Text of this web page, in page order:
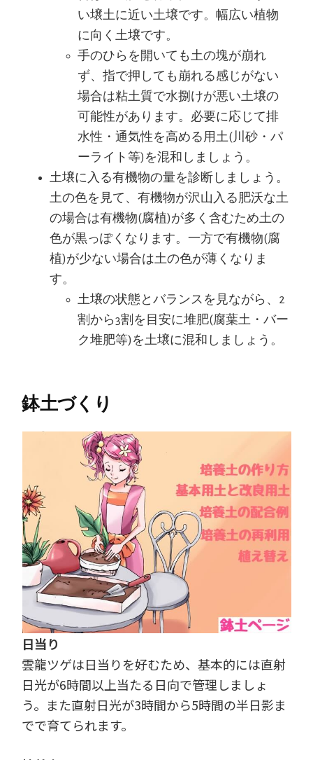
い壌土に近い土壌です。幅広い植物
に向く土壌です。
手のひらを開いても土の塊が崩れ
ず、指で押しても崩れる感じがない
場合は粘土質で水捌けが悪い土壌の
可能性があります。必要に応じて排
水性・通気性を高める用土(川砂・パ
ーライト等)を混和しましょう。
土壌に入る有機物の量を診断しましょう。
土の色を見て、有機物が沢山入る肥沃な土
の場合は有機物(腐植)が多く含むため土の
色が黒っぽくなります。一方で有機物(腐
植)が少ない場合は土の色が薄くなりま
す。
土壌の状態とバランスを見ながら、2
割から3割を目安に堆肥(腐葉土・バー
ク堆肥等)を土壌に混和しましょう。
鉢土づくり
日当り
雲龍ツゲは日当りを好むため、基本的には直射
日光が6時間以上当たる日向で管理しましょ
う。また直射日光が3時間から5時間の半日影ま
でで育てられます。